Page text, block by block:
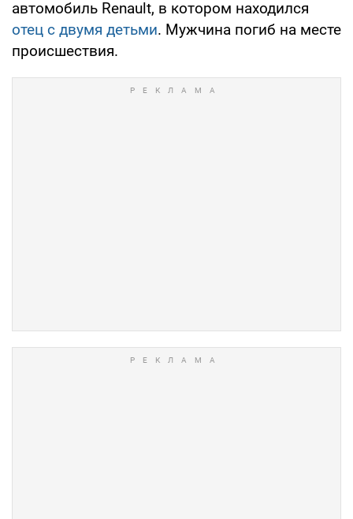
автомобиль Renault, в котором находился
отец с двумя детьми. Мужчина погиб на месте
происшествия.